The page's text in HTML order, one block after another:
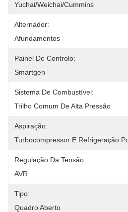
Yuchai/Weichai/Cummins
Alternador:
Afundamentos
Painel De Controlo:
Smartgen
Sistema De Combustível:
Trilho Comum De Alta Pressão
Aspiração:
Turbocompressor E Refrigeração
Regulação Da Tensão:
AVR
Tipo:
Quadro Aberto